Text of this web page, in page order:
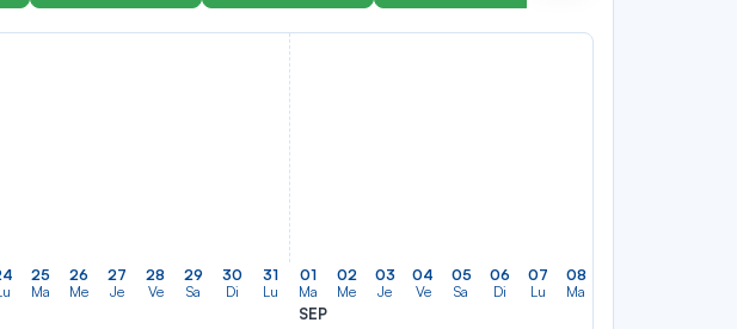
25
Ma
26
Me
27
Je
28
Ve
29
Sa
30
Di
31
Lu
01
Ma
SEP
02
Me
03
Je
04
Ve
05
Sa
06
Di
07
Lu
08
Ma